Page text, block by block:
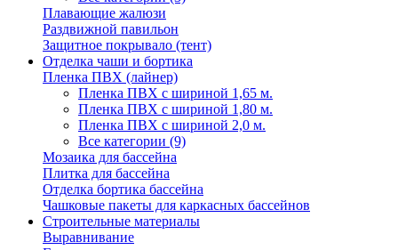
Плавающие жалюзи
Раздвижной павильон
Защитное покрывало (тент)
Отделка чаши и бортика
Пленка ПВХ (лайнер)
Пленка ПВХ с шириной 1,65 м.
Пленка ПВХ с шириной 1,80 м.
Пленка ПВХ с шириной 2,0 м.
Все категории (9)
Мозаика для бассейна
Плитка для бассейна
Отделка бортика бассейна
Чашковые пакеты для каркасных бассейнов
Строительные материалы
Выравнивание